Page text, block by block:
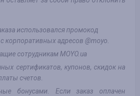
использовался промокод
корпоративных адресов @moyo.
сотрудникам MOYO.ua
сертификатов, купонов, скидок на
счетов.
бонусами. Если заказ оплачен